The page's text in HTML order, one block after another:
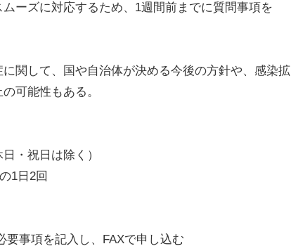
ーズに対応するため、1週間前までに質問事項を
関して、国や自治体が決める今後の方針や、感染拡
可能性もある。
・祝日は除く）
1日2回
事項を記入し、FAXで申し込む